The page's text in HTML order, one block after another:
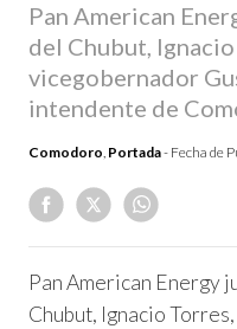
Pan American
del Chubut,
vicegobernador
intendente de
Comodoro, Portada- Fecha de
Pan American Energy
Chubut, Ignacio